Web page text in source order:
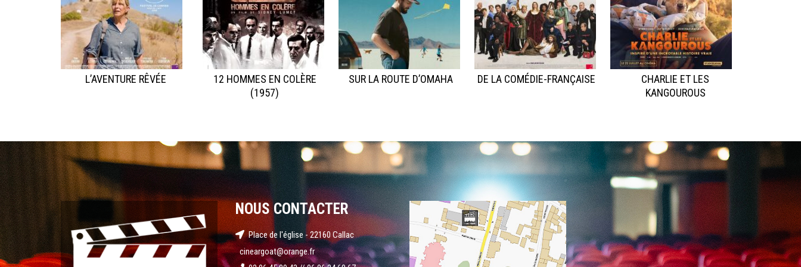
L’AVENTURE RÊVÉE
12 HOMMES EN COLÈRE
(1957)
SUR LA ROUTE D’OMAHA DE LA COMÉDIE-FRANÇAISE
CHARLIE ET LES
KANGOUROUS
NOUS CONTACTER
Place de l'église - 22160 Callac
cineargoat@orange.fr